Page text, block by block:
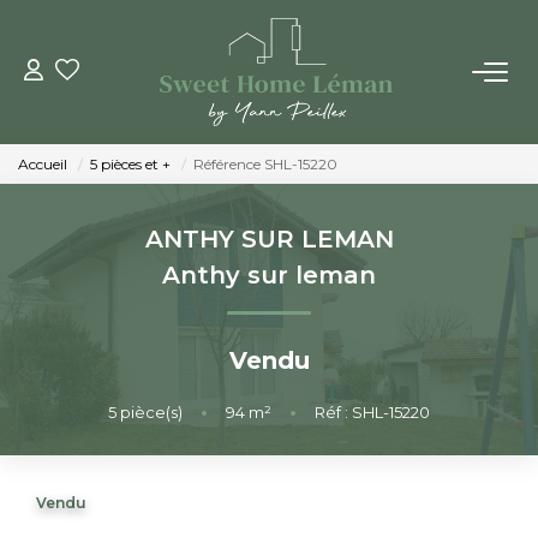
ACHETER
PROGRAMMES NEUFS
ESTIMER EN LIGNE
LES AGENCES
Accueil 5 pièces et + Référence SHL-15220
ANTHY SUR LEMAN
Anthy sur leman
Vendu
5 pièce(s) • 94 m² • Réf : SHL-15220
Vendu